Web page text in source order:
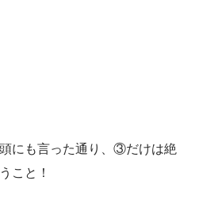
にも言った通り、③だけは絶
こと！